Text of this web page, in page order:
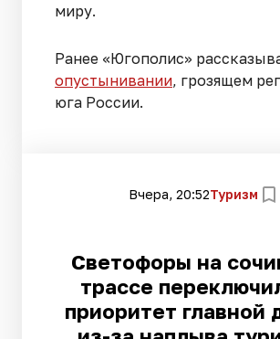
миру.
Ранее «Югополис»
опустынивании, грозящем
юга России.
Вчера, 20:52Туризм
Светофоры на
трассе
приоритет главной